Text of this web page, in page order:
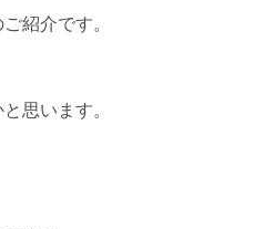
紹介です。
思います。